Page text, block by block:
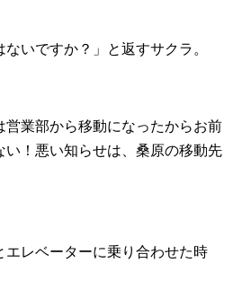
ないですか？」と返すサクラ。
営業部から移動になったからお前
い！悪い知らせは、桑原の移動先
エレベーターに乗り合わせた時